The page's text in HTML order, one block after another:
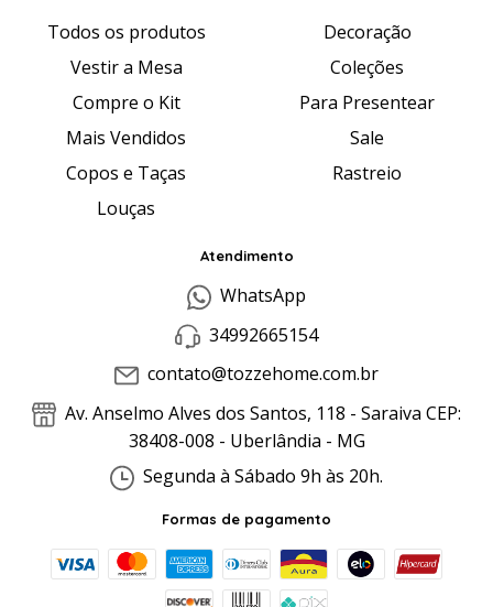
Todos os produtos
Vestir a Mesa
Compre o Kit
Mais Vendidos
Copos e Taças
Louças
Decoração
Coleções
Para Presentear
Sale
Rastreio
Atendimento
WhatsApp
34992665154
contato@tozzehome.com.br
Av. Anselmo Alves dos Santos, 118 - Saraiva CEP:
38408-008 - Uberlândia - MG
Segunda à Sábado 9h às 20h.
Formas de pagamento